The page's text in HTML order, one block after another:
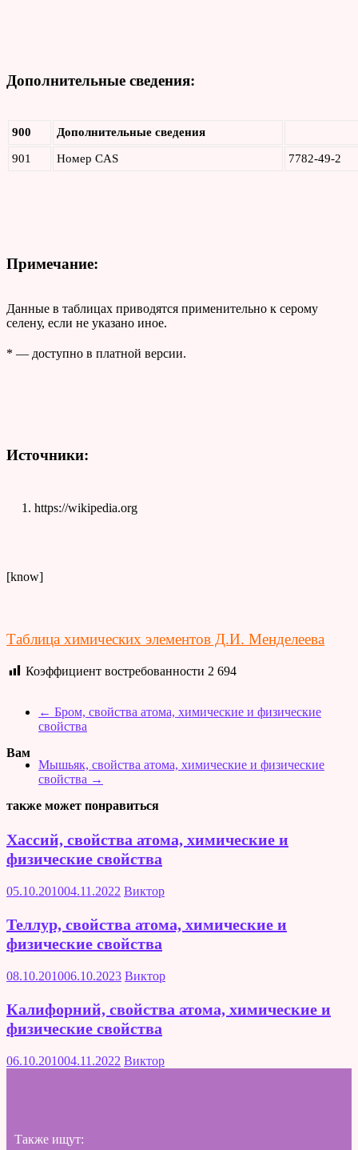
Дополнительные сведения:
900 Дополнительные сведения
901 Номер CAS 7782-49-2
Примечание:
Данные в таблицах приводятся применительно к серому
селену, если не указано иное.
* — доступно в платной версии.
Источники:
https://wikipedia.org
[know]
Таблица химических элементов Д.И. Менделеева
Коэффициент востребованности 2 694
← Бром, свойства атома, химические и физические
свойства
Мышьяк, свойства атома, химические и физические
свойства →
Вам
также может понравиться
Хассий, свойства атома, химические и
физические свойства
05.10.201004.11.2022 Виктор
Теллур, свойства атома, химические и
физические свойства
08.10.201006.10.2023 Виктор
Калифорний, свойства атома, химические и
физические свойства
06.10.201004.11.2022 Виктор
Также ищут: